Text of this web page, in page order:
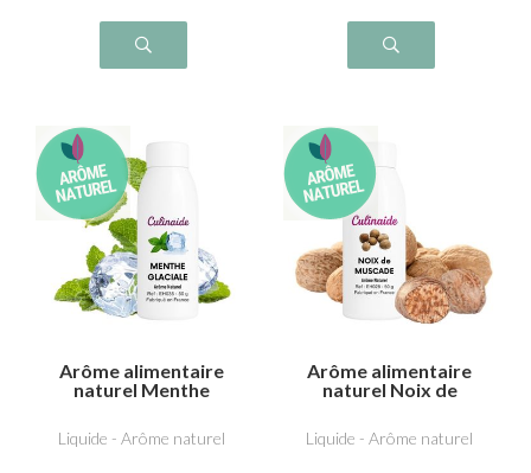
Arôme alimentaire
naturel Menthe
Liquide - Arôme naturel
Arôme alimentaire
naturel Noix de
Liquide - Arôme naturel